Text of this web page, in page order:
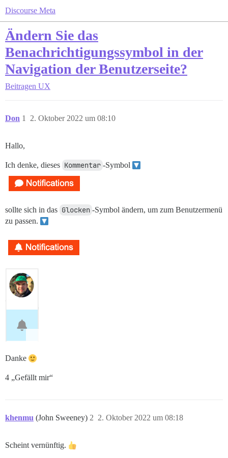
Discourse Meta
Ändern Sie das
Benachrichtigungssymbol in der
Navigation der Benutzerseite?
Beitragen UX
Don 2. Oktober 2022 um 08:10
1
Hallo,
Ich denke, dieses Kommentar -Symbol
sollte sich in das Glocken -Symbol ändern, um zum Benutzermenü
zu passen.
Danke
4 „Gefällt mir“
khenmu (John Sweeney) 2. Oktober 2022 um 08:18
2
Scheint vernünftig.